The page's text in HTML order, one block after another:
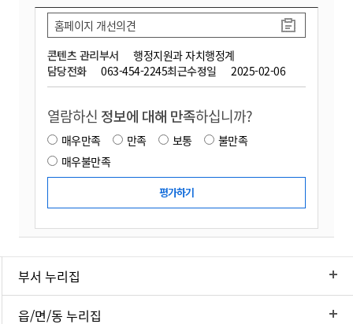
콘텐츠 관리부서
행정지원과 자치행정계
담당전화
063-454-2245최근수정일 2025-02-06
홈페이지 개선의견
열람하신 정보에 대해 만족하십니까?
매우만족 만족 보통
불만족
매우불만족
부서 누리집
읍/면/동 누리집